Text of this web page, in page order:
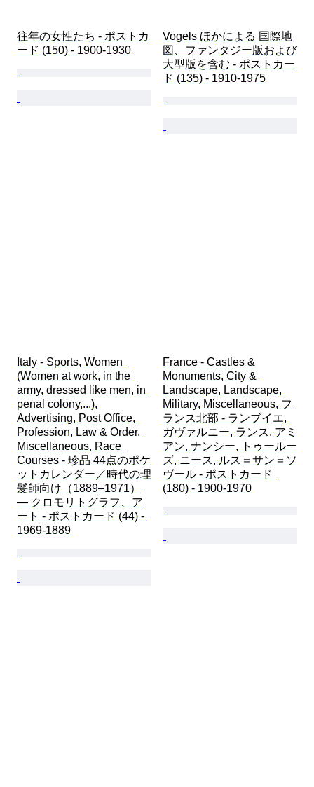
往年の女性たち - ポストカ
ード (150) - 1900-1930
Vogels ほかによる 国際地
図、ファンタジー版および
大型版を含む - ポストカー
ド (135) - 1910-1975
Italy - Sports, Women
(Women at work, in the
army, dressed like men, in
penal colony,...),
Advertising, Post Office,
Profession, Law & Order,
Miscellaneous, Race
Courses - 珍品 44点のポケ
ットカレンダー／時代の理
髪師向け（1889–1971）
— クロモリトグラフ、ア
ート - ポストカード (44) -
1969-1889
France - Castles &
Monuments, City &
Landscape, Landscape,
Military, Miscellaneous, フ
ランス北部 - ランブイエ,
ガヴァルニー, ランス, アミ
アン, ナンシー, トゥールー
ズ, ニース, ルス＝サン＝ソ
ヴール - ポストカード
(180) - 1900-1970